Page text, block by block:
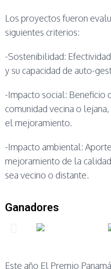
Los proyectos fueron
siguientes criterios:
-Sostenibilidad:
y su capacidad de auto-
-Impacto social: Beneficio
comunidad vecina o
el mejoramiento.
-Impacto ambiental:
mejoramiento de la
sea vecino o distante.
Ganadores
Este año El Premio